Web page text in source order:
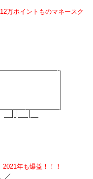
12万ポイントものマネースク
2021年も爆益！！！